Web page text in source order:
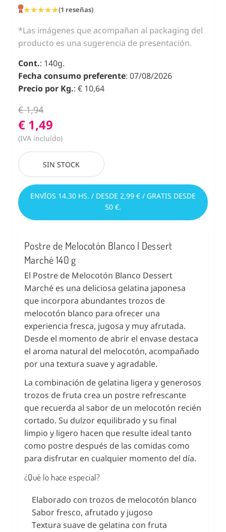
★★★★★
★★★★★(1 reseñas)
*Las imágenes que acompañan al packaging del
producto es una sugerencia de presentación.
Cont.: 140g.
Fecha consumo preferente: 07/08/2026
Precio por Kg.: € 10,64
€ 1,94
€ 1,49
(IVA incluído)
SIN STOCK
ENVÍOS 14.30 HS. / DESDE 2,99 € / GRATIS DESDE
50 €.
Postre de Melocotón Blanco | Dessert
Marché 140 g
El Postre de Melocotón Blanco Dessert
Marché es una deliciosa gelatina japonesa
que incorpora abundantes trozos de
melocotón blanco para ofrecer una
experiencia fresca, jugosa y muy afrutada.
Desde el momento de abrir el envase destaca
el aroma natural del melocotón, acompañado
por una textura suave y agradable.
La combinación de gelatina ligera y generosos
trozos de fruta crea un postre refrescante
que recuerda al sabor de un melocotón recién
cortado. Su dulzor equilibrado y su final
limpio y ligero hacen que resulte ideal tanto
como postre después de las comidas como
para disfrutar en cualquier momento del día.
¿Qué lo hace especial?
Elaborado con trozos de melocotón blanco
Sabor fresco, afrutado y jugoso
Textura suave de gelatina con fruta